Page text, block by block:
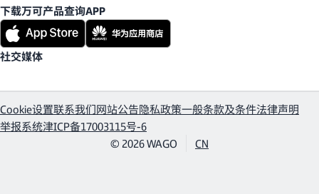
下载万可产品查询APP
社交媒体
Cookie设置联系我们网站公告隐私政策一般条款及条件法律声明
举报系统津ICP备17003115号-6
© 2026 WAGO
CN